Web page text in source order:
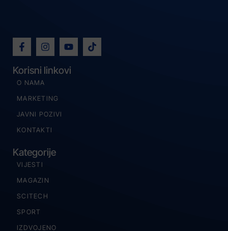
Korisni linkovi
O NAMA
MARKETING
JAVNI POZIVI
KONTAKTI
Kategorije
VIJESTI
MAGAZIN
SCITECH
SPORT
IZDVOJENO